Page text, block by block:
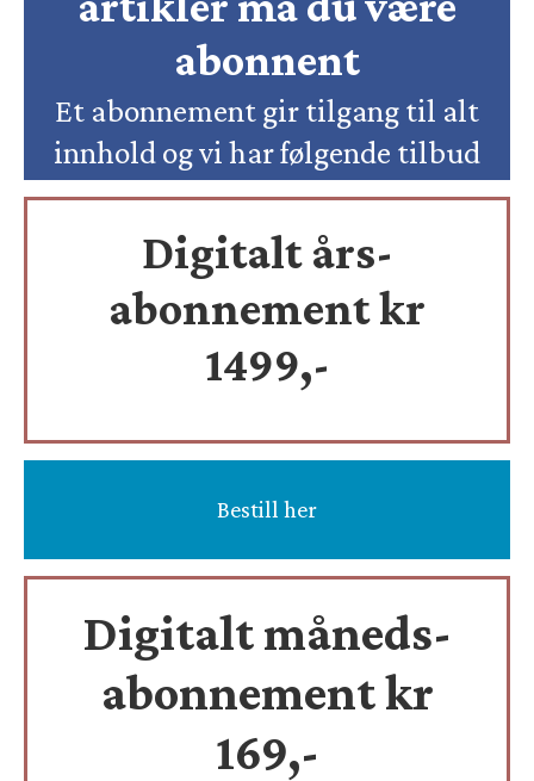
abonnent
Et abonnement gir tilgang til alt
innhold og vi har følgende tilbud
Digitalt års-
abonnement kr
1499,-
Bestill her
Digitalt måneds-
abonnement kr
169,-